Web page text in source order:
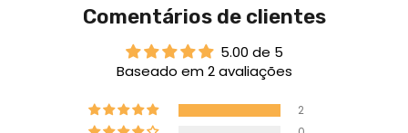
Comentários de clientes
5.00 de 5
Baseado em 2 avaliações
2